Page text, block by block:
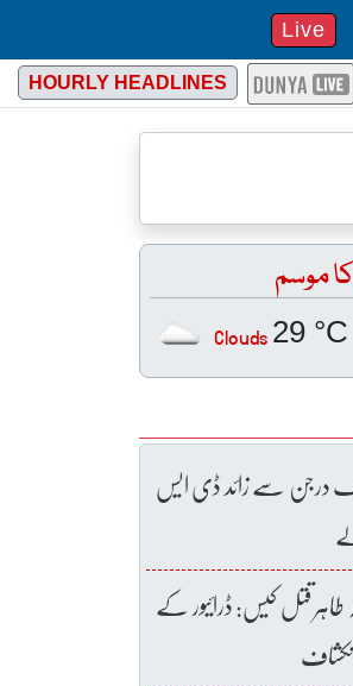
Live
HOURLY HEADLINES
موسم
29 °C
Clouds
درجن سے زائد ڈی ایس
طاہر قتل کیس: ڈرائیور کے